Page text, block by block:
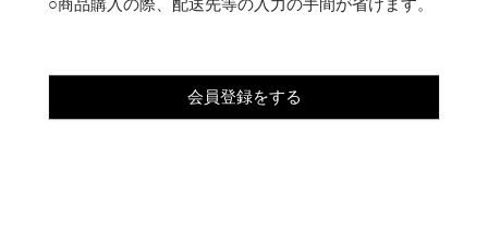
○商品購入の際、配送先等の入力の手間が省けます。
会員登録をする